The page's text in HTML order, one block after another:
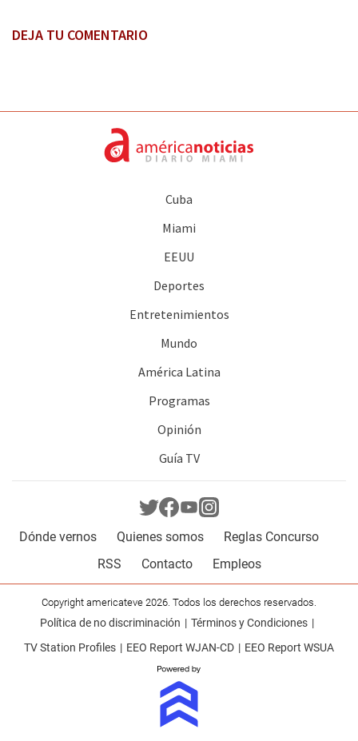
DEJA TU COMENTARIO
Cuba
Miami
EEUU
Deportes
Entretenimientos
Mundo
América Latina
Programas
Opinión
Guía TV
Dónde vernos Quienes somos
Reglas Concurso
RSS
Contacto Empleos
Copyright americateve 2026. Todos los derechos reservados.
Política de no discriminación
Términos y Condiciones
TV Station Profiles
EEO Report WJAN-CD EEO Report WSUA